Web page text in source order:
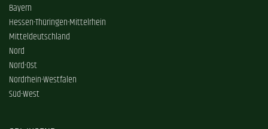
Bayern
Hessen-Thüringen-Mittelrhein
Mitteldeutschland
Nord
Nord-Ost
Nordrhein-Westfalen
Süd-West